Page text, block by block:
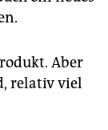
Aber
relativ viel